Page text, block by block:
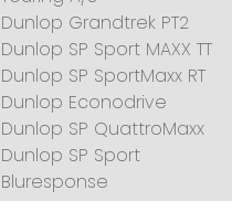
Dunlop Grandtrek PT2
Dunlop SP Sport MAXX TT
Dunlop SP SportMaxx RT
Dunlop Econodrive
Dunlop SP QuattroMaxx
Dunlop SP Sport
Bluresponse